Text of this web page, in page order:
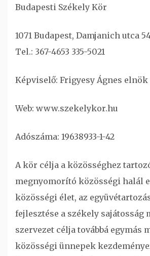
Budapesti Székely Kör
1071 Budapest, Damjanich utca
Tel.: 367-4653 335-5021
Képviselő: Frigyesy Ágnes elnök
Web: www.szekelykor.hu
Adószáma: 19638933-1-42
A kör célja a közösséghez
megnyomorító közösségi halál
közösségi élet, az
fejlesztése a székely sajátosság
szervezet célja továbbá egymás
közösségi ünnepek